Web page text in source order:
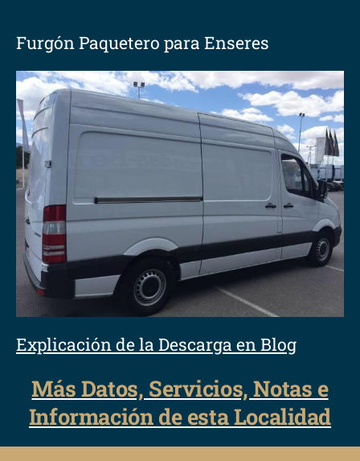
Furgón Paquetero para Enseres
Explicación de la Descarga en Blog
Más Datos, Servicios, Notas e
Información de esta Localidad